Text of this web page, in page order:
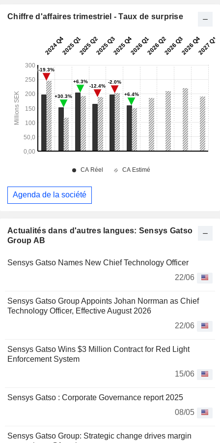
Actualités dans d'autres langues: Sensys Gatso
Group AB
Sensys Gatso Names New Chief Technology Officer
22/06
Sensys Gatso Group Appoints Johan Norrman as Chief
Technology Officer, Effective August 2026
22/06
Sensys Gatso Wins $3 Million Contract for Red Light
Enforcement System
15/06
Sensys Gatso : Corporate Governance report 2025
08/05
Sensys Gatso Group: Strategic change drives margin
Chiffre d'affaires trimestriel - Taux de surprise
Agenda de la société